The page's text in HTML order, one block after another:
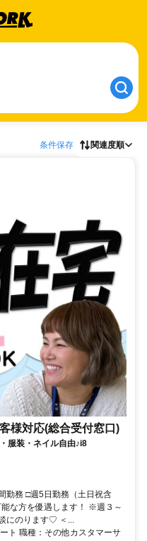
条件保存 関連度順
様対応(総合受付窓口)
服装・ネイル自由♪i8
勤務 □週5日勤務（土日祝含
な方を優遇します！ ※週３～
にのります♡ ＜...
ト 職種：その他カスタマーサ